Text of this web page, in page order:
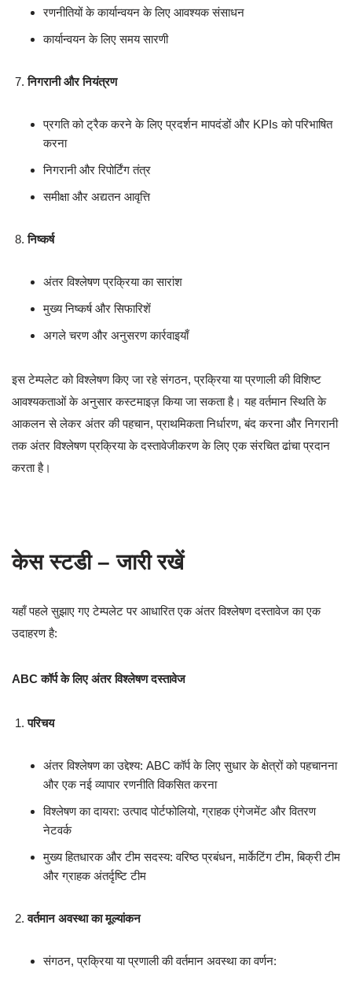
रणनीतियों के कार्यान्वयन के लिए आवश्यक संसाधन
कार्यान्वयन के लिए समय सारणी
निगरानी और नियंत्रण
प्रगति को ट्रैक करने के लिए प्रदर्शन मापदंडों और KPIs को परिभाषित
करना
निगरानी और रिपोर्टिंग तंत्र
समीक्षा और अद्यतन आवृत्ति
निष्कर्ष
अंतर विश्लेषण प्रक्रिया का सारांश
मुख्य निष्कर्ष और सिफारिशें
अगले चरण और अनुसरण कार्रवाइयाँ
इस टेम्पलेट को विश्लेषण किए जा रहे संगठन, प्रक्रिया या प्रणाली की विशिष्ट
आवश्यकताओं के अनुसार कस्टमाइज़ किया जा सकता है। यह वर्तमान स्थिति के
आकलन से लेकर अंतर की पहचान, प्राथमिकता निर्धारण, बंद करना और निगरानी
तक अंतर विश्लेषण प्रक्रिया के दस्तावेजीकरण के लिए एक संरचित ढांचा प्रदान
करता है।
केस स्टडी – जारी रखें
यहाँ पहले सुझाए गए टेम्पलेट पर आधारित एक अंतर विश्लेषण दस्तावेज का एक
उदाहरण है:
ABC कॉर्प के लिए अंतर विश्लेषण दस्तावेज
परिचय
अंतर विश्लेषण का उद्देश्य: ABC कॉर्प के लिए सुधार के क्षेत्रों को पहचानना
और एक नई व्यापार रणनीति विकसित करना
विश्लेषण का दायरा: उत्पाद पोर्टफोलियो, ग्राहक एंगेजमेंट और वितरण
नेटवर्क
मुख्य हितधारक और टीम सदस्य: वरिष्ठ प्रबंधन, मार्केटिंग टीम, बिक्री टीम
और ग्राहक अंतर्दृष्टि टीम
वर्तमान अवस्था का मूल्यांकन
संगठन, प्रक्रिया या प्रणाली की वर्तमान अवस्था का वर्णन: